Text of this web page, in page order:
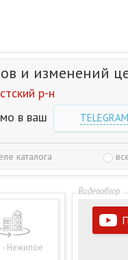
и изменений
р-н
в ваш
TELEGRAM
каталога
- Нежилое